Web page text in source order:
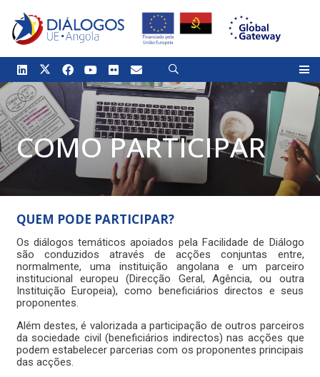
COMO PARTICIPAR
QUEM PODE PARTICIPAR?
Os diálogos temáticos apoiados pela Facilidade de Diálogo
são conduzidos através de acções conjuntas entre,
normalmente, uma instituição angolana e um parceiro
institucional europeu (Direcção Geral, Agência, ou outra
Instituição Europeia), como beneficiários directos e seus
proponentes.
Além destes, é valorizada a participação de outros parceiros
da sociedade civil (beneficiários indirectos) nas acções que
podem estabelecer parcerias com os proponentes principais
das acções.